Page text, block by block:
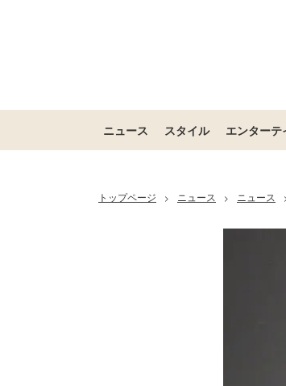
ニュース スタイル エンターテ
トップページ > ニュース > ニュース